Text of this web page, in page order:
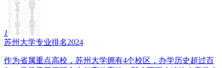
1
苏州大学专业排名2024
作为省属重点高校，苏州大学拥有4个校区，办学历史超过百